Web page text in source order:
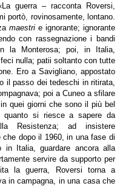
guerra – racconta Roversi,
portò, rovinosamente, lontano.
maestri e ignorante; ignorante
con rassegnazione i bandi
la Monterosa; poi, in Italia,
nulla; patii soltanto con tutte
Ero a Savigliano, appostato
il passo dei tedeschi in ritirata,
poi a Cuneo a sfilare
quei giorni che sono il più bel
si riesce a sapere da
Resistenza; ad insistere
che dopo il 1960, in una fase di
in Italia, guardare ancora alla
servire da supporto per
la guerra, Roversi torna a
in campagna, in una casa che